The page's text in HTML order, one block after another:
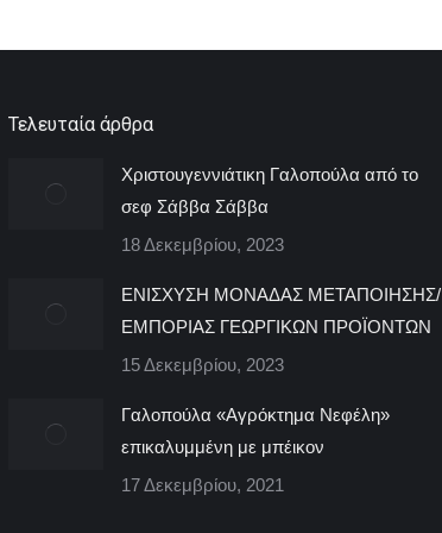
Τελευταία άρθρα
Χριστουγεννιάτικη Γαλοπούλα από το
σεφ Σάββα Σάββα
18 Δεκεμβρίου, 2023
ΕΝΙΣΧΥΣΗ ΜΟΝΑΔΑΣ ΜΕΤΑΠΟΙΗΣΗΣ/
ΕΜΠΟΡΙΑΣ ΓΕΩΡΓΙΚΩΝ ΠΡΟΪΟΝΤΩΝ
15 Δεκεμβρίου, 2023
Γαλοπούλα «Αγρόκτημα Νεφέλη»
επικαλυμμένη με μπέικον
17 Δεκεμβρίου, 2021